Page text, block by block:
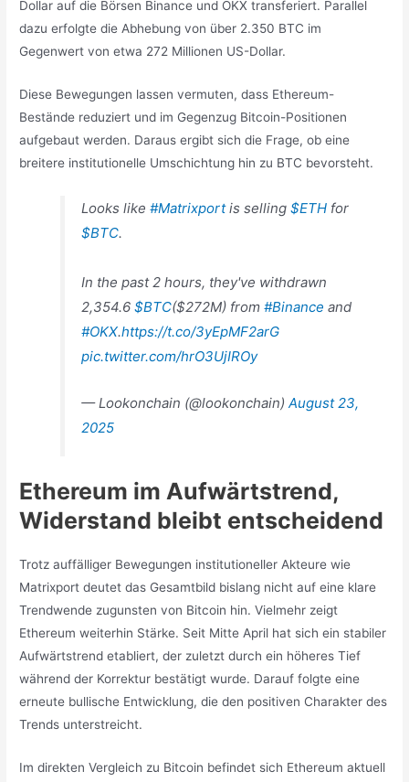
Dollar auf die Börsen Binance und OKX transferiert. Parallel
dazu erfolgte die Abhebung von über 2.350 BTC im
Gegenwert von etwa 272 Millionen US-Dollar.
Diese Bewegungen lassen vermuten, dass Ethereum-
Bestände reduziert und im Gegenzug Bitcoin-Positionen
aufgebaut werden. Daraus ergibt sich die Frage, ob eine
breitere institutionelle Umschichtung hin zu BTC bevorsteht.
Looks like#Matrixportis selling$ETH for
$BTC.
In the past 2 hours, they've withdrawn
2,354.6$BTC($272M) from#Binance and
#OKX.https://t.co/3yEpMF2arG
pic.twitter.com/hrO3UjIROy
— Lookonchain (@lookonchain)August 23,
2025
Ethereum im Aufwärtstrend,
Widerstand bleibt entscheidend
Trotz auffälliger Bewegungen institutioneller Akteure wie
Matrixport deutet das Gesamtbild bislang nicht auf eine klare
Trendwende zugunsten von Bitcoin hin. Vielmehr zeigt
Ethereum weiterhin Stärke. Seit Mitte April hat sich ein stabiler
Aufwärtstrend etabliert, der zuletzt durch ein höheres Tief
während der Korrektur bestätigt wurde. Darauf folgte eine
erneute bullische Entwicklung, die den positiven Charakter des
Trends unterstreicht.
Im direkten Vergleich zu Bitcoin befindet sich Ethereum aktuell